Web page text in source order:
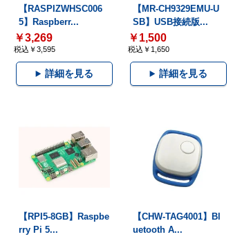
【RASPIZWHSC006
5】Raspberr...
￥3,269
税込￥3,595
詳細を見る
【MR-CH9329EMU-U
SB】USB接続版...
￥1,500
税込￥1,650
詳細を見る
【RPI5-8GB】Raspbe
rry Pi 5...
【CHW-TAG4001】Bl
uetooth A...